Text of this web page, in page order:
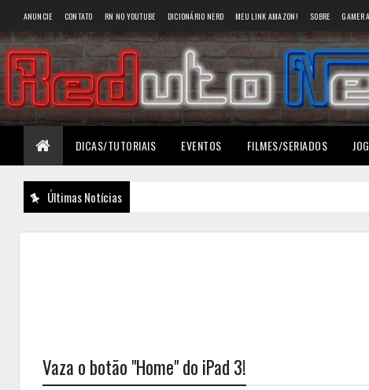
ANUNCIE CONTATO RN NO YOUTUBE DICIONÁRIO NERD MEU LINK AMAZON! SOBRE GAMER
DICAS/TUTORIAIS EVENTOS FILMES/SERIADOS
Últimas Notícias
Vaza o botão "Home" do iPad 3!